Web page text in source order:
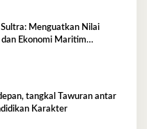
Menguatkan Nilai
Ekonomi Maritim
tangkal Tawuran antar
Karakter